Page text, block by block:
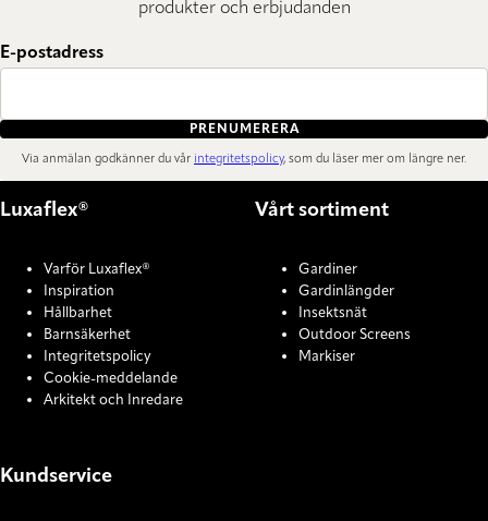
produkter och erbjudanden
E-postadress
PRENUMERERA
Via anmälan godkänner du vår integritetspolicy, som du läser mer om längre ner.
Luxaflex®
Varför Luxaflex®
Inspiration
Hållbarhet
Barnsäkerhet
Integritetspolicy
Cookie-meddelande
Arkitekt och Inredare
Vårt sortiment
Gardiner
Gardinlängder
Insektsnät
Outdoor Screens
Markiser
Kundservice